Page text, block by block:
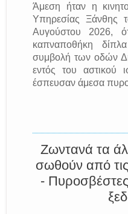
Άμεση ήταν η
Υπηρεσίας Ξάνθης
Αυγούστου 2026,
καπναποθήκη
συμβολή των οδών
εντός του αστικού
έσπευσαν άμεσα
Ζωντανά τα
σωθούν από
-